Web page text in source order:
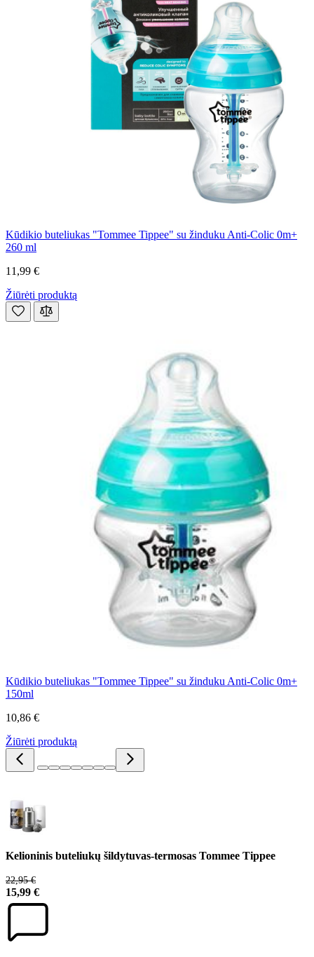
Kūdikio buteliukas "Tommee Tippee" su žinduku Anti-Colic 0m+
260 ml
11,99 €
Žiūrėti produktą
Kūdikio buteliukas "Tommee Tippee" su žinduku Anti-Colic 0m+
150ml
10,86 €
Žiūrėti produktą
Kelioninis buteliukų šildytuvas-termosas Tommee Tippee
22,95 €
15,99 €